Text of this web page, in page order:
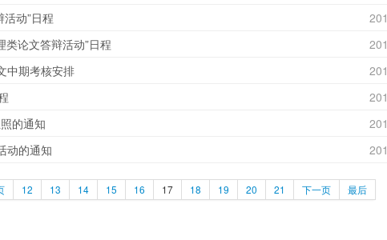
动”日程
类论文答辩活动”日程
中期考核安排
的通知
动的通知
12 13 14 15 16 17 18 19 20 21 下一页 最后